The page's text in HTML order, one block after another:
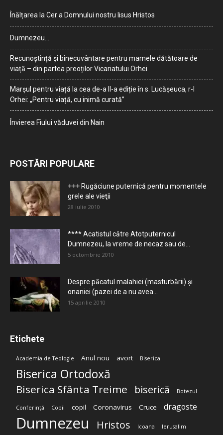
Înălțarea la Cer a Domnului nostru Iisus Hristos
Dumnezeu…
Recunoștință și binecuvântare pentru mamele dătătoare de
viață – din partea preoților Vicariatului Orhei
Marșul pentru viață la cea de-a II-a ediție în s. Lucășeuca, r-l
Orhei: „Pentru viață, cu inimă curată”
Învierea Fiului văduvei din Nain
POSTĂRI POPULARE
+++ Rugăciune puternică pentru momentele
grele ale vieţii
28 iulie 2010
**** Acatistul către Atotputernicul
Dumnezeu, la vreme de necaz sau de...
5 octombrie 2010
Despre păcatul malahiei (masturbării) şi
onaniei (pazei de a nu avea...
15 aprilie 2010
Etichete
Academia de Teologie Anul nou avort Biserica
Biserica Ortodoxă
Biserica Sfânta Treime biserică Botezul
Conferință Copii copil Coronavirus Cruce dragoste
Dumnezeu Hristos Icoana Ierusalim